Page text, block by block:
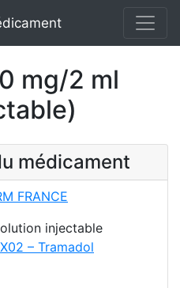
mg/2 ml
médicament
FRANCE
injectable
– Tramadol